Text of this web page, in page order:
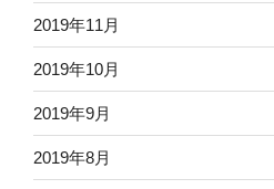
2019年11月
2019年10月
2019年9月
2019年8月